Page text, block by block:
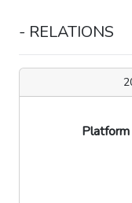
- RELATIONS
Platform